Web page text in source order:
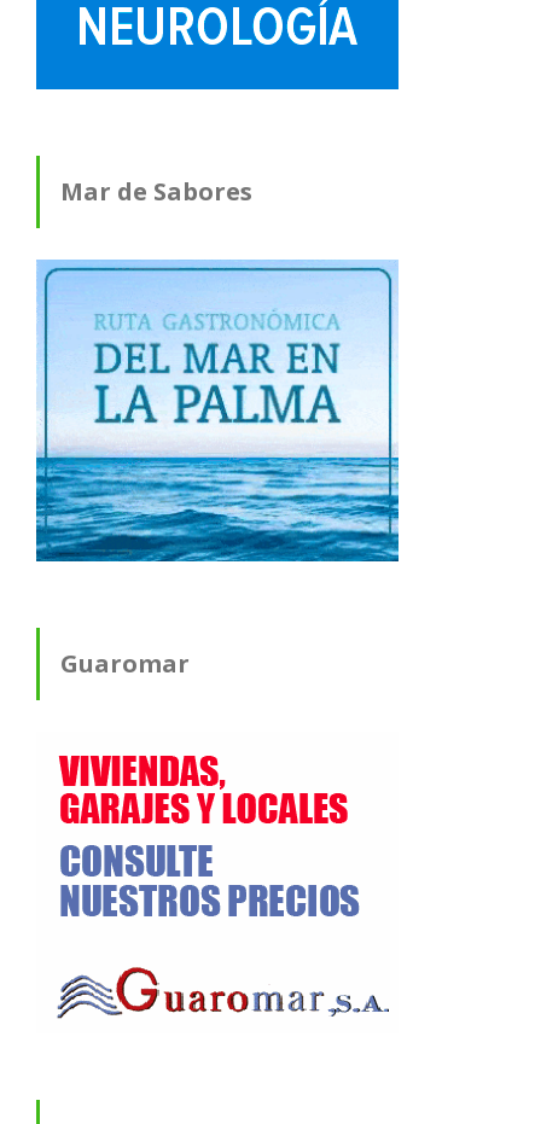
Mar de Sabores
Guaromar